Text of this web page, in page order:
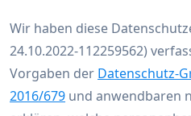
Wir haben diese
24.10.2022-112259562)
Vorgaben der Datenschutz-
2016/679 und anwendbaren